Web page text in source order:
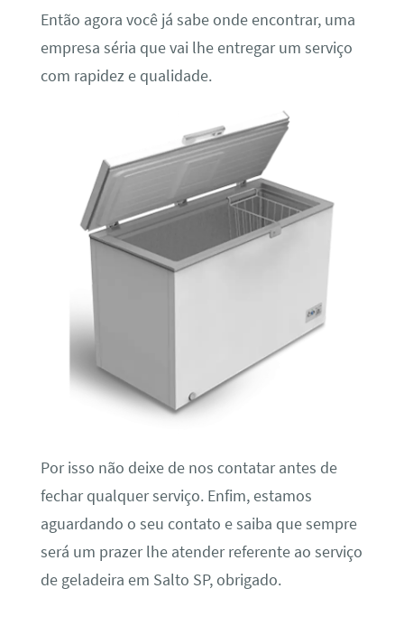
Então agora você já sabe onde encontrar, uma
empresa séria que vai lhe entregar um serviço
com rapidez e qualidade.
Por isso não deixe de nos contatar antes de
fechar qualquer serviço. Enfim, estamos
aguardando o seu contato e saiba que sempre
será um prazer lhe atender referente ao serviço
de geladeira em Salto SP, obrigado.